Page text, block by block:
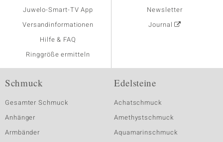
Juwelo-Smart-TV App
Versandinformationen
Hilfe & FAQ
Ringgröße ermitteln
Newsletter
Journal
Schmuck
Gesamter Schmuck
Anhänger
Armbänder
Edelsteine
Achatschmuck
Amethystschmuck
Aquamarinschmuck